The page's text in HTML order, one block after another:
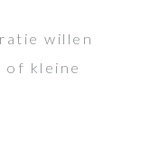
willen
of kleine